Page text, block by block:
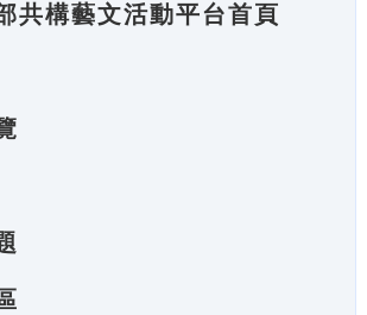
共構藝文活動平台首頁